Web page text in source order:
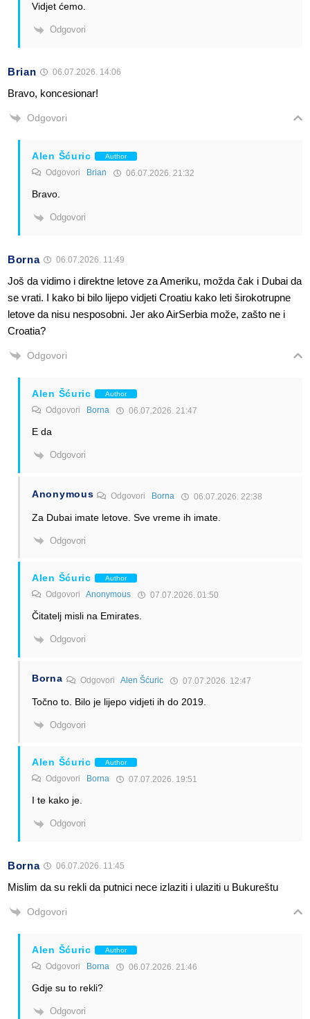
Vidjet ćemo.
Odgovori
Brian 06.07.2026. 14:06
Bravo, koncesionar!
Odgovori
Alen Šćuric Author
Odgovori Brian 06.07.2026. 21:32
Bravo.
Odgovori
Borna 06.07.2026. 11:49
Još da vidimo i direktne letove za Ameriku, možda čak i Dubai da
se vrati. I kako bi bilo lijepo vidjeti Croatiu kako leti širokotrupne
letove da nisu nesposobni. Jer ako AirSerbia može, zašto ne i
Croatia?
Odgovori
Alen Šćuric Author
Odgovori Borna 06.07.2026. 21:47
E da
Odgovori
Anonymous Odgovori Borna 06.07.2026. 22:38
Za Dubai imate letove. Sve vreme ih imate.
Odgovori
Alen Šćuric Author
Odgovori Anonymous 07.07.2026. 01:50
Čitatelj misli na Emirates.
Odgovori
Borna Odgovori Alen Šćuric 07.07.2026. 12:47
Točno to. Bilo je lijepo vidjeti ih do 2019.
Odgovori
Alen Šćuric Author
Odgovori Borna 07.07.2026. 19:51
I te kako je.
Odgovori
Borna 06.07.2026. 11:45
Mislim da su rekli da putnici nece izlaziti i ulaziti u Bukureštu
Odgovori
Alen Šćuric Author
Odgovori Borna 06.07.2026. 21:46
Gdje su to rekli?
Odgovori